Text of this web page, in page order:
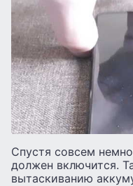
Спустя совсем
должен включится.
вытаскиванию